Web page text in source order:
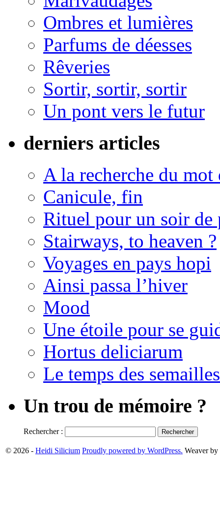
Ombres et lumières
Parfums de déesses
Rêveries
Sortir, sortir, sortir
Un pont vers le futur
derniers articles
A la recherche du mot
Canicule, fin
Rituel pour un soir de
Stairways, to heaven ?
Voyages en pays hopi
Ainsi passa l’hiver
Mood
Une étoile pour se
Hortus deliciarum
Le temps des semailles
Un trou de mémoire ?
Rechercher :
© 2026 - Heidi Silicium Proudly powered by WordPress. Weaver